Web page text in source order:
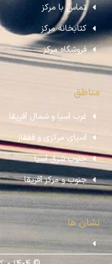
تماس با مرکز
کتابخانه مرکز
فروشگاه مرکز
مناطق
غرب آسیا و شمال آفریقا
آسیای مرکزی و قفقاز
جنوب شرق آسیا
جنوب و مرکز آفریقا
نشان ها